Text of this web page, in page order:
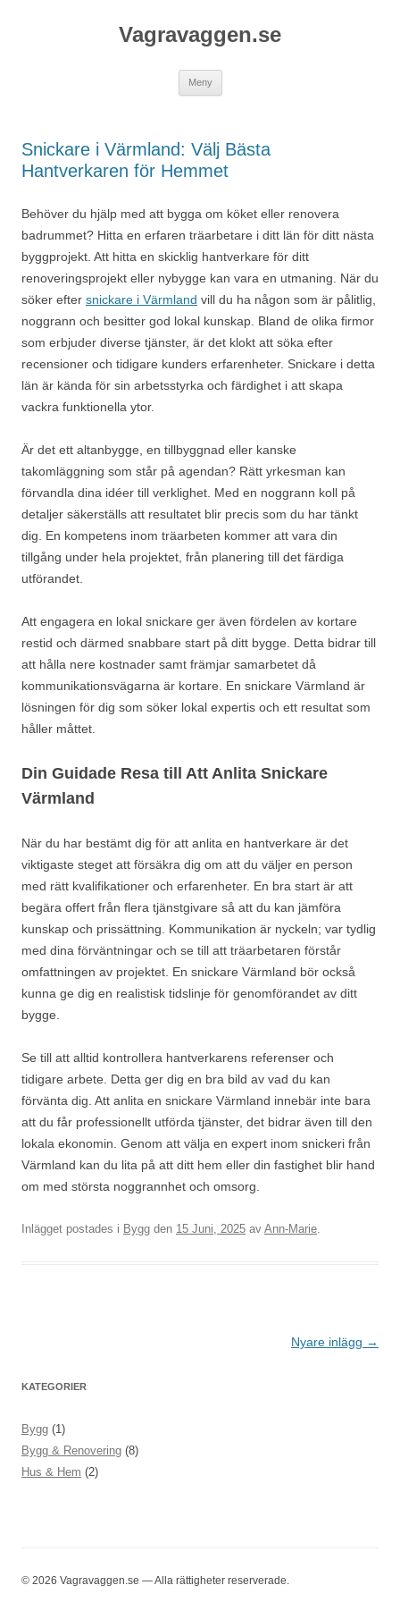
Vagravaggen.se
Meny
Snickare i Värmland: Välj Bästa
Hantverkaren för Hemmet
Behöver du hjälp med att bygga om köket eller renovera
badrummet? Hitta en erfaren träarbetare i ditt län för ditt nästa
byggprojekt. Att hitta en skicklig hantverkare för ditt
renoveringsprojekt eller nybygge kan vara en utmaning. När du
söker efter snickare i Värmland vill du ha någon som är pålitlig,
noggrann och besitter god lokal kunskap. Bland de olika firmor
som erbjuder diverse tjänster, är det klokt att söka efter
recensioner och tidigare kunders erfarenheter. Snickare i detta
län är kända för sin arbetsstyrka och färdighet i att skapa
vackra funktionella ytor.
Är det ett altanbygge, en tillbyggnad eller kanske
takomläggning som står på agendan? Rätt yrkesman kan
förvandla dina idéer till verklighet. Med en noggrann koll på
detaljer säkerställs att resultatet blir precis som du har tänkt
dig. En kompetens inom träarbeten kommer att vara din
tillgång under hela projektet, från planering till det färdiga
utförandet.
Att engagera en lokal snickare ger även fördelen av kortare
restid och därmed snabbare start på ditt bygge. Detta bidrar till
att hålla nere kostnader samt främjar samarbetet då
kommunikationsvägarna är kortare. En snickare Värmland är
lösningen för dig som söker lokal expertis och ett resultat som
håller måttet.
Din Guidade Resa till Att Anlita Snickare
Värmland
När du har bestämt dig för att anlita en hantverkare är det
viktigaste steget att försäkra dig om att du väljer en person
med rätt kvalifikationer och erfarenheter. En bra start är att
begära offert från flera tjänstgivare så att du kan jämföra
kunskap och prissättning. Kommunikation är nyckeln; var tydlig
med dina förväntningar och se till att träarbetaren förstår
omfattningen av projektet. En snickare Värmland bör också
kunna ge dig en realistisk tidslinje för genomförandet av ditt
bygge.
Se till att alltid kontrollera hantverkarens referenser och
tidigare arbete. Detta ger dig en bra bild av vad du kan
förvänta dig. Att anlita en snickare Värmland innebär inte bara
att du får professionellt utförda tjänster, det bidrar även till den
lokala ekonomin. Genom att välja en expert inom snickeri från
Värmland kan du lita på att ditt hem eller din fastighet blir hand
om med största noggrannhet och omsorg.
Inlägget postades i Bygg den 15 Juni, 2025 av Ann-Marie.
Nyare inlägg →
KATEGORIER
Bygg (1)
Bygg & Renovering (8)
Hus & Hem (2)
© 2026 Vagravaggen.se — Alla rättigheter reserverade.